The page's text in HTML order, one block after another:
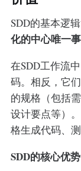
SDD的基本逻
化的中心唯一事
在SDD工作流
码。相反，它们
的规格（包括
设计要点等）。
格生成代码、测
SDD的核心优势